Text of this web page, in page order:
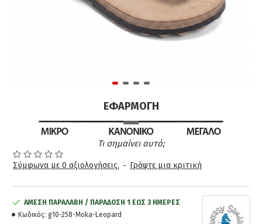
ΕΦΑΡΜΟΓΉ
Τι σημαίνει αυτό;
Σύμφωνα με 0 αξιολογήσεις. - Γράψτε μια κριτική
ΆΜΕΣΗ ΠΑΡΑΛΑΒΉ / ΠΑΡΆΔOΣΗ 1 ΈΩΣ 3 ΗΜΈΡΕΣ
Κωδικός: g10-258-Moka-Leopard